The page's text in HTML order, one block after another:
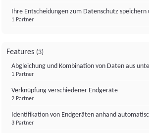
Ihre Entscheidungen zum Datenschutz
1 Partner
Features (3)
Abgleichung und Kombination von Daten aus
1 Partner
Verknüpfung verschiedener Endgeräte
2 Partner
Identifikation von Endgeräten anhand
3 Partner